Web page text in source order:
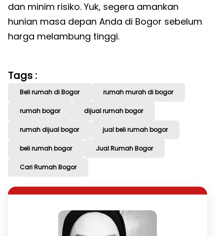
dan minim risiko. Yuk, segera amankan
hunian masa depan Anda di Bogor sebelum
harga melambung tinggi.
Tags :
Beli rumah di Bogor rumah murah di bogor
rumah bogor dijual rumah bogor
rumah dijual bogor jual beli rumah bogor
beli rumah bogor Jual Rumah Bogor
Cari Rumah Bogor